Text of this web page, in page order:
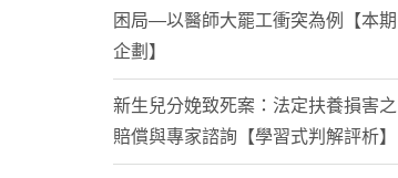
困局—以醫師大罷工衝突為例【本期
企劃】
新生兒分娩致死案：法定扶養損害之
賠償與專家諮詢【學習式判解評析】